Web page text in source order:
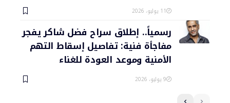
11 يوليو، 2026
رسمياً.. إطلاق سراح فضل شاكر يفجر
مفاجأة فنية: تفاصيل إسقاط التهم
الأمنية وموعد العودة للغناء
9 يوليو، 2026